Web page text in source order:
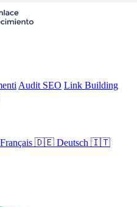
Audit SEO Link Building
🇩🇪 Deutsch 🇮🇹